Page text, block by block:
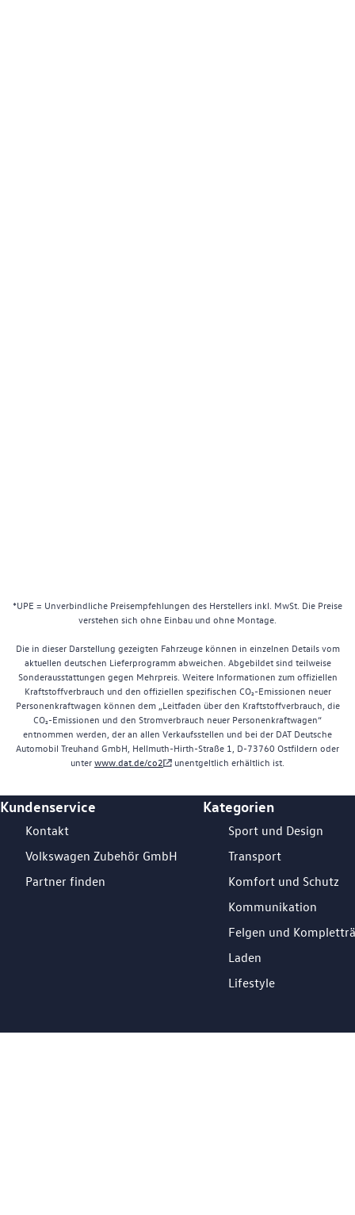
*UPE = Unverbindliche Preisempfehlungen des Herstellers inkl. MwSt. Die Preise
verstehen sich ohne Einbau und ohne Montage.
Die in dieser Darstellung gezeigten Fahrzeuge können in einzelnen Details vom
aktuellen deutschen Lieferprogramm abweichen. Abgebildet sind teilweise
Sonderausstattungen gegen Mehrpreis. Weitere Informationen zum offiziellen
Kraftstoffverbrauch und den offiziellen spezifischen CO₂-Emissionen neuer
Personenkraftwagen können dem „Leitfaden über den Kraftstoffverbrauch, die
CO₂-Emissionen und den Stromverbrauch neuer Personenkraftwagen“
entnommen werden, der an allen Verkaufsstellen und bei der DAT Deutsche
Automobil Treuhand GmbH, Hellmuth-Hirth-Straße 1, D-73760 Ostfildern oder
unterwww.dat.de/co2 unentgeltlich erhältlich ist.
Footer Teaser
Kundenservice
Kontakt
Volkswagen Zubehör GmbH
Partner finden
Kategorien
Sport und Design
Transport
Komfort und Schutz
Kommunikation
Felgen und
Laden
Lifestyle